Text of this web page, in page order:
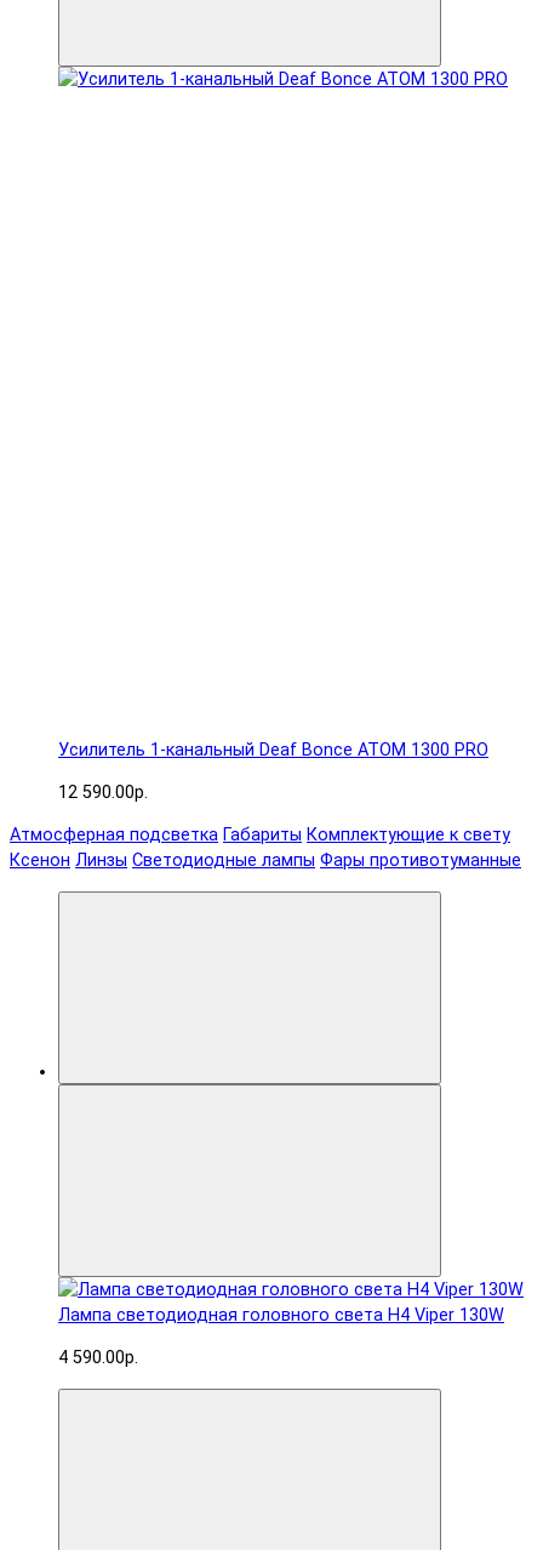
Усилитель 1-канальный Deaf Bonce ATOM 1300 PRO
12 590.00р.
Атмосферная подсветка Габариты Комплектующие к свету
Ксенон Линзы Светодиодные лампы Фары противотуманные
Лампа светодиодная головного света H4 Viper 130W
4 590.00р.